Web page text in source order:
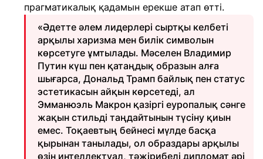
прагматикалық қадамын ерекше атап өтті.
«Әдетте әлем лидерлері сыртқы келбеті
арқылы харизма мен билік символын
көрсетуге ұмтылады. Мәселен Владимир
Путин күш пен қатаңдық образын алға
шығарса, Дональд Трамп байлық пен статус
эстетикасын айқын көрсетеді, ал
Эмманюэль Макрон қазіргі еуропалық сәнге
жақын стильді таңдайтынын түсіну қиын
емес. Тоқаевтың бейнесі мүлде басқа
қырынан танылады, ол образдары арқылы
өзін интеллектуал, тәжірибелі дипломат әрі